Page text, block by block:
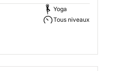
Yoga
Tous niveaux